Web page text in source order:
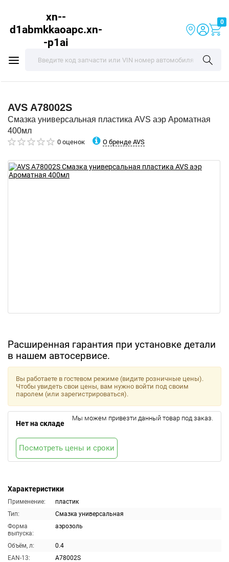
xn--
d1abmkkaoapc.xn-
-p1ai
0
AVS A78002S
Смазка универсальная пластика AVS аэр Ароматная
400мл
0 оценок О бренде AVS
Расширенная гарантия при установке детали
в нашем автосервисе.
Характеристики
Применение:
пластик
Тип:
Смазка универсальная
Форма
выпуска:
аэрозоль
Объём, л:
0.4
EAN-13:
A78002S
Вы работаете в гостевом режиме (видите розничные цены).
Чтобы увидеть свои цены, вам нужно войти под своим
паролем (или зарегистрироваться).
Нет на складе
Мы можем привезти данный товар под заказ.
Посмотреть цены и сроки